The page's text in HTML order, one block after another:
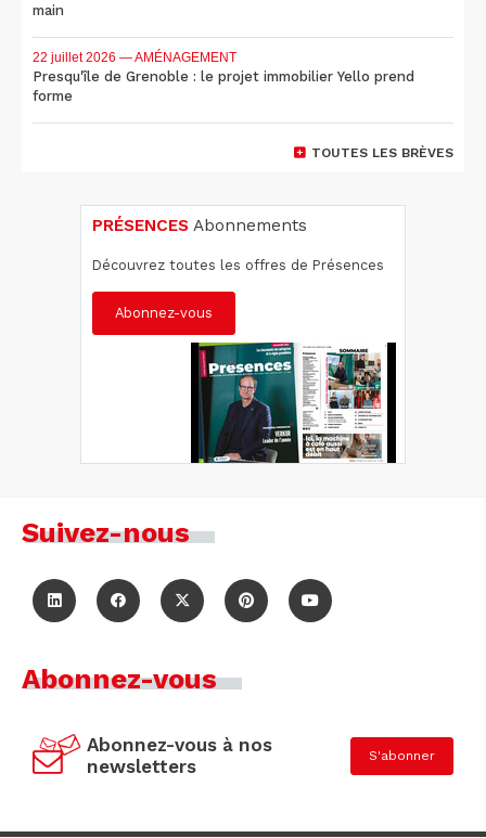
main
22 juillet 2026 — AMÉNAGEMENT
Presqu'île de Grenoble : le projet immobilier Yello prend
forme
TOUTES LES BRÈVES
PRÉSENCES Abonnements
Découvrez toutes les offres de Présences
Abonnez-vous
Suivez-nous
Abonnez-vous
Abonnez-vous à nos
newsletters
S'abonner